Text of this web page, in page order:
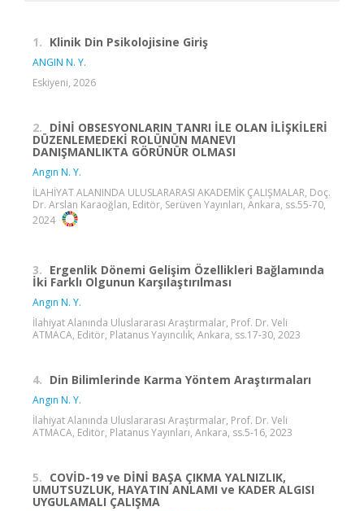
1. Klinik Din Psikolojisine Giriş
ANGIN N. Y.
Eskiyeni, 2026
2. DİNİ OBSESYONLARIN TANRI İLE OLAN İLİŞKİLERİ
DÜZENLEMEDEKİ ROLÜNÜN MANEVI
DANIŞMANLIKTA GÖRÜNÜR OLMASI
Angın N. Y.
İLAHİYAT ALANINDA ULUSLARARASI AKADEMİK ÇALIŞMALAR, Doç.
Dr. Arslan Karaoğlan, Editör, Serüven Yayınları, Ankara, ss.55-70,
2024
3. Ergenlik Dönemi Gelişim Özellikleri Bağlamında
İki Farklı Olgunun Karşılaştırılması
Angın N. Y.
İlahiyat Alanında Uluslararası Araştırmalar, Prof. Dr. Veli
ATMACA, Editör, Platanus Yayıncılık, Ankara, ss.17-30, 2023
4. Din Bilimlerinde Karma Yöntem Araştırmaları
Angın N. Y.
İlahiyat Alanında Uluslararası Araştırmalar, Prof. Dr. Veli
ATMACA, Editör, Platanus Yayınları, Ankara, ss.5-16, 2023
5. COVİD-19 ve DİNİ BAŞA ÇIKMA YALNIZLIK,
UMUTSUZLUK, HAYATIN ANLAMI ve KADER ALGISI
UYGULAMALI ÇALIŞMA